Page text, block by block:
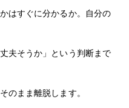
はすぐに分かるか。自分の
夫そうか」という判断まで
のまま離脱します。